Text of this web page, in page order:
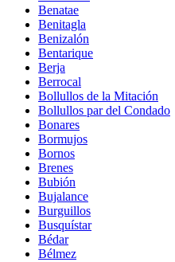
Benatae
Benitagla
Benizalón
Bentarique
Berja
Berrocal
Bollullos de la Mitación
Bollullos par del Condado
Bonares
Bormujos
Bornos
Brenes
Bubión
Bujalance
Burguillos
Busquístar
Bédar
Bélmez